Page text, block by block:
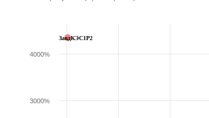
ЗавдКЭС1P2
3000%
4000%